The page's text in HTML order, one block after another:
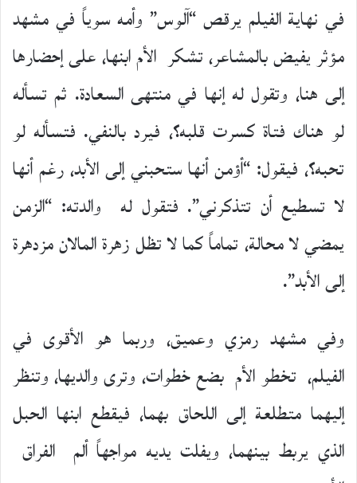
في نهاية الفيلم يرقص “آلوس” وأمه سوياً في مشهد
مؤثر يفيض بالمشاعر، تشكر الأم ابنها، على إحضارها
إلى هنا، وتقول له إنها في منتهى السعادة. ثم تسأله
لو هناك فتاة كسرت قلبه؟، فيرد بالنفي. فتسأله لو
تحبه؟، فيقول: “أؤمن أنها ستحبني إلى الأبد، رغم أنها
لا تسطيع أن تتذكرني”. فتقول له والدته: “الزمن
يمضي لا محالة، تماماً كما لا تظل زهرة المالان مزدهرة
إلى الأبد”.
وفي مشهد رمزي وعميق، وربما هو الأقوى في
الفيلم، تخطو الأم بضع خطوات، وترى والديها، وتنظر
إليهما متطلعة إلى اللحاق بهما، فيقطع ابنها الحبل
الذي يربط بينهما، ويفلت يديه مواجهاً ألم الفراق